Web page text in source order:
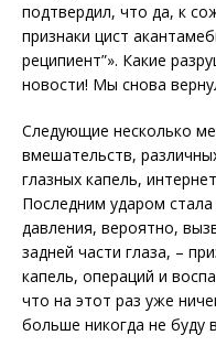
подтвердил, что да, к
признаки цист
реципиент”». Какие
новости! Мы снова
Следующие несколько
вмешательств,
глазных капель,
Последним ударом
давления, вероятно,
задней части глаза, –
капель, операций и
что на этот раз уже
больше никогда не буду